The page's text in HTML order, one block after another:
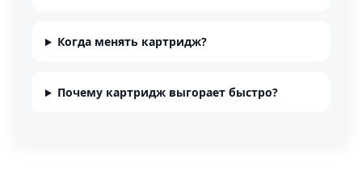
Когда менять картридж?
Почему картридж выгорает быстро?